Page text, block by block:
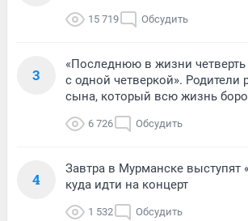
15 719 Обсудить
3
«Последнюю в жизни
с одной четверкой». Родители
сына, который всю жизнь
6 726 Обсудить
4
Завтра в Мурманске выступят
куда идти на концерт
1 532 Обсудить